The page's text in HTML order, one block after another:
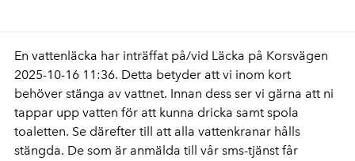
En vattenläcka har inträffat på/vid Läcka på Korsvägen
2025-10-16 11:36. Detta betyder att vi inom kort
behöver stänga av vattnet. Innan dess ser vi gärna att ni
tappar upp vatten för att kunna dricka samt spola
toaletten. Se därefter till att alla vattenkranar hålls
stängda. De som är anmälda till vår sms-tjänst får